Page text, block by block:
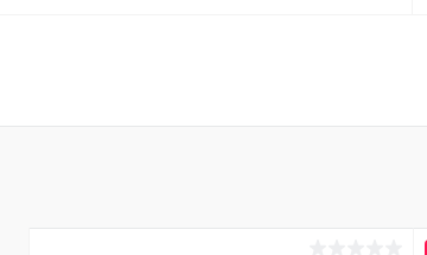
Купить в 1 клик Сравнение